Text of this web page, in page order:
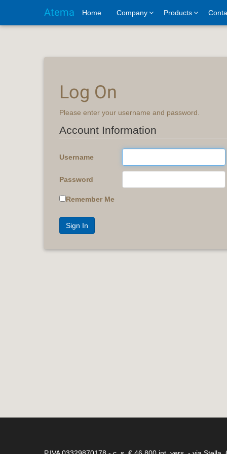
Atema Home Company Products
Log On
Please enter your username and password.
Account Information
Username
Password
Remember Me
Sign In